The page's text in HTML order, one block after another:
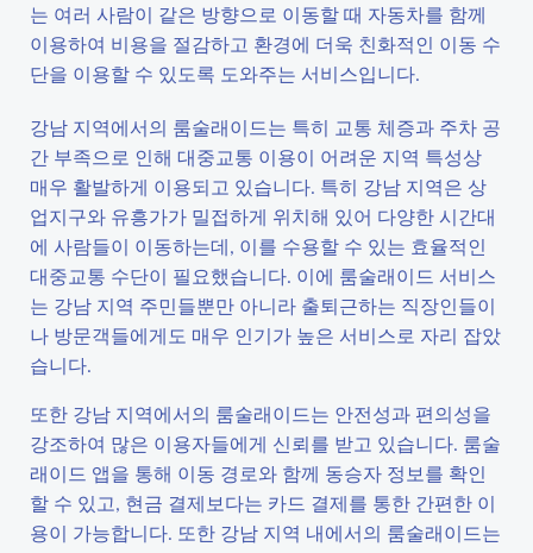
는 여러 사람이 같은 방향으로 이동할 때 자동차를 함께
이용하여 비용을 절감하고 환경에 더욱 친화적인 이동 수
단을 이용할 수 있도록 도와주는 서비스입니다.
강남 지역에서의 룸술래이드는 특히 교통 체증과 주차 공
간 부족으로 인해 대중교통 이용이 어려운 지역 특성상
매우 활발하게 이용되고 있습니다. 특히 강남 지역은 상
업지구와 유흥가가 밀접하게 위치해 있어 다양한 시간대
에 사람들이 이동하는데, 이를 수용할 수 있는 효율적인
대중교통 수단이 필요했습니다. 이에 룸술래이드 서비스
는 강남 지역 주민들뿐만 아니라 출퇴근하는 직장인들이
나 방문객들에게도 매우 인기가 높은 서비스로 자리 잡았
습니다.
또한 강남 지역에서의 룸술래이드는 안전성과 편의성을
강조하여 많은 이용자들에게 신뢰를 받고 있습니다. 룸술
래이드 앱을 통해 이동 경로와 함께 동승자 정보를 확인
할 수 있고, 현금 결제보다는 카드 결제를 통한 간편한 이
용이 가능합니다. 또한 강남 지역 내에서의 룸술래이드는